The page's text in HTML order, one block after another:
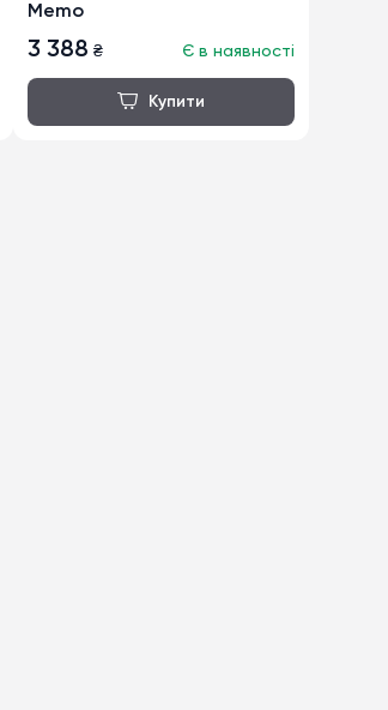
Memo
3 388 ₴ Є в наявності